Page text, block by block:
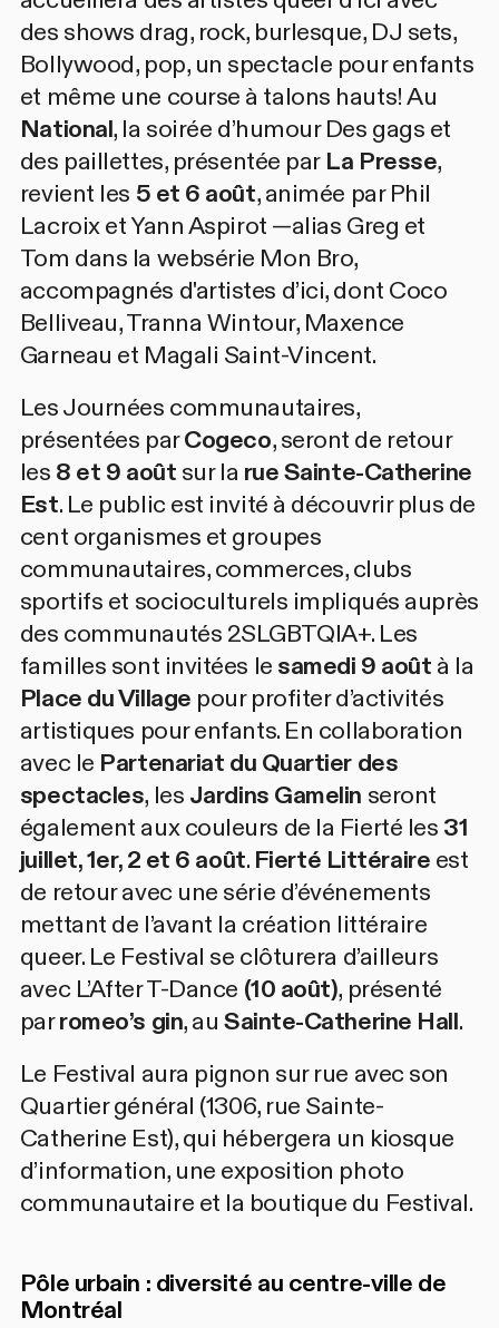
des shows drag, rock, burlesque, DJ sets,
Bollywood, pop, un spectacle pour enfants
et même une course à talons hauts! Au
National, la soirée d’humourDes gags et
des paillettes, présentée parLa Presse,
revient les 5 et 6 août, animée parPhil
LacroixetYann Aspirot —alias Greg et
Tom dans la websérie Mon Bro,
accompagnés d'artistes d’ici, dont Coco
Belliveau,Tranna Wintour, Maxence
Garneau et Magali Saint-Vincent.
LesJournées communautaires,
présentées parCogeco, seront de retour
les 8 et 9 août sur la rue Sainte-Catherine
Est. Le public est invité à découvrir plus de
cent organismes et groupes
communautaires, commerces, clubs
sportifs et socioculturels impliqués auprès
des communautés 2SLGBTQIA+. Les
familles sont invitées le samedi 9 août à la
Place du Village pour profiter d’activités
artistiques pour enfants. En collaboration
avec le Partenariat du Quartier des
spectacles, les Jardins Gamelin seront
également aux couleurs de la Fierté les 31
juillet, 1er, 2 et 6 août. Fierté Littéraire est
de retour avec une série d’événements
mettant de l’avant la création littéraire
queer. Le Festival se clôturera d’ailleurs
avec L’After T-Dance (10 août), présenté
parromeo’s gin, au Sainte-Catherine Hall.
Le Festival aura pignon sur rue avec son
Quartier général (1306, rue Sainte-
Catherine Est), qui hébergera un kiosque
d’information, une exposition photo
communautaire et la boutique du Festival.
Pôle urbain : diversité au centre-ville de
Montréal